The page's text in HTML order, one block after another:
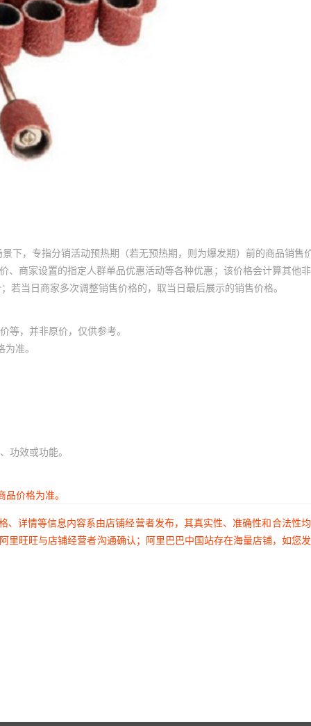
下，专指分销活动预热期（若无预热期，则为爆发期）前的商品销售
商家设置的指定人群单品优惠活动等各种优惠；该价格会计算其他
当日商家多次调整销售价格的，取当日最后展示的销售价格。
等，并非原价，仅供参考。
准。
功效或功能。
价格为准。
详情等信息内容系由店铺经营者发布，其真实性、准确性和合法性
旺旺与店铺经营者沟通确认；阿里巴巴中国站存在海量店铺，如您